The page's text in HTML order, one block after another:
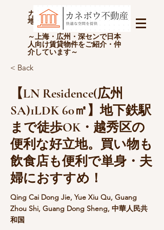
カネボウ不動産(上海金坊房
地产经纪有限公司)
～上海・広州・深センで日本
人向け賃貸物件をご紹介・仲
介しています～
< Back
【LN Residence(広州
SA)1LDK 60㎡】地下鉄駅
まで徒歩OK・越秀区の
便利な好立地。買い物も
飲食店も便利で単身・夫
婦におすすめ！
Qing Cai Dong Jie, Yue Xiu Qu, Guang
Zhou Shi, Guang Dong Sheng, 中華人民共
和国